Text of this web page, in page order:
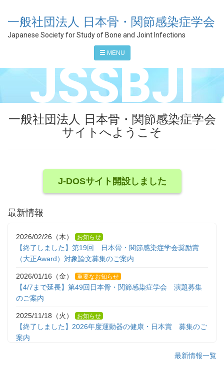
一般社団法人 日本骨・関節感染症学会
Japanese Society for Study of Bone and Joint Infections
MENU
JSSBJI
一般社団法人 日本骨・関節感染症学会
サイトへようこそ
J-DOSサイト開設しました
最新情報
2026/02/26（木） お知らせ
【終了しました】第19回 日本骨・関節感染症学会奨励賞
（大正Award）対象論文募集のご案内
2026/01/16（金） 重要なお知らせ
【4/7まで延長】第49回日本骨・関節感染症学会 演題募集
のご案内
2025/11/18（火） お知らせ
【終了しました】2026年度運動器の健康・日本賞 募集のご
案内
最新情報一覧